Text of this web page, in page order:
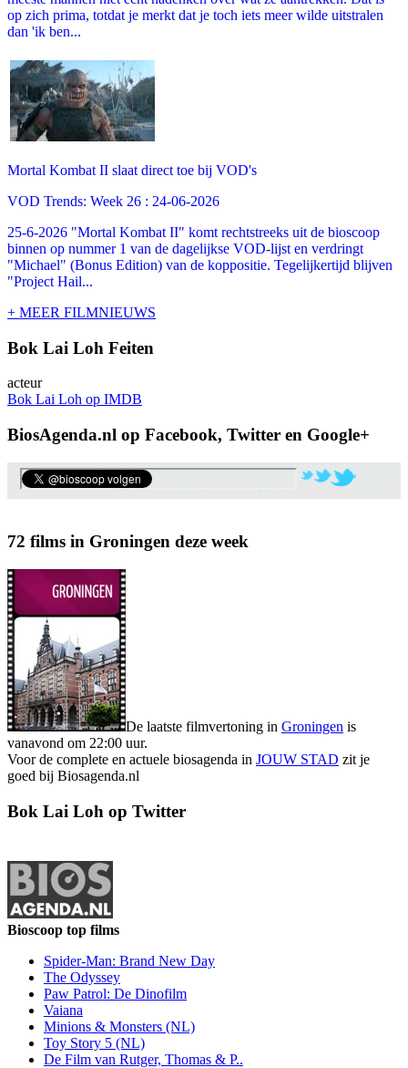
op zich prima, totdat je merkt dat je toch iets meer wilde uitstralen
dan 'ik ben...
Mortal Kombat II slaat direct toe bij VOD's
VOD Trends: Week 26 : 24-06-2026
25-6-2026 "Mortal Kombat II" komt rechtstreeks uit de bioscoop
binnen op nummer 1 van de dagelijkse VOD-lijst en verdringt
"Michael" (Bonus Edition) van de koppositie. Tegelijkertijd blijven
"Project Hail...
+ MEER FILMNIEUWS
Bok Lai Loh Feiten
acteur
Bok Lai Loh op IMDB
BiosAgenda.nl op Facebook, Twitter en Google+
72 films in Groningen deze week
De laatste filmvertoning in Groningen is
vanavond om 22:00 uur.
Voor de complete en actuele biosagenda in JOUW STAD zit je
goed bij Biosagenda.nl
Bok Lai Loh op Twitter
Bioscoop top films
Spider-Man: Brand New Day
The Odyssey
Paw Patrol: De Dinofilm
Vaiana
Minions & Monsters (NL)
Toy Story 5 (NL)
De Film van Rutger, Thomas & P..